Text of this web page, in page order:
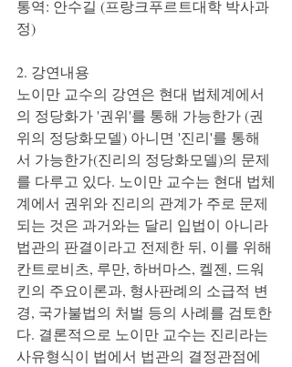
통역: 안수길 (프랑크푸르트대학 박사과
정)
2. 강연내용
노이만 교수의 강연은 현대 법체계에서
의 정당화가 '권위'를 통해 가능한가 (권
위의 정당화모델) 아니면 '진리'를 통해
서 가능한가(진리의 정당화모델)의 문제
를 다루고 있다. 노이만 교수는 현대 법체
계에서 권위와 진리의 관계가 주로 문제
되는 것은 과거와는 달리 입법이 아니라
법관의 판결이라고 전제한 뒤, 이를 위해
칸트로비츠, 루만, 하버마스, 켈젠, 드워
킨의 주요이론과, 형사판례의 소급적 변
경, 국가불법의 처벌 등의 사례를 검토한
다. 결론적으로 노이만 교수는 진리라는
사유형식이 법에서 법관의 결정관점에